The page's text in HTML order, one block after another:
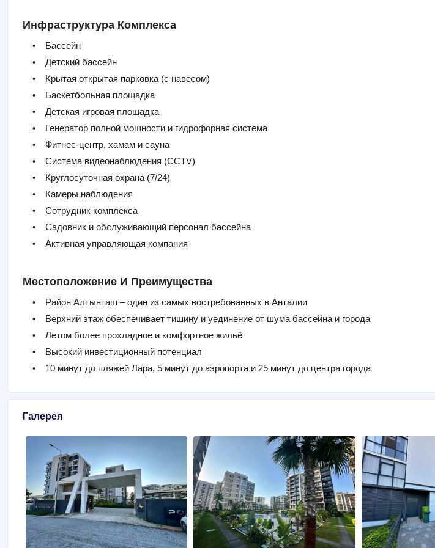
Инфраструктура Комплекса
• Бассейн
• Детский бассейн
• Крытая открытая парковка (с навесом)
• Баскетбольная площадка
• Детская игровая площадка
• Генератор полной мощности и гидрофорная система
• Фитнес-центр, хамам и сауна
• Система видеонаблюдения (CCTV)
• Круглосуточная охрана (7/24)
• Камеры наблюдения
• Сотрудник комплекса
• Садовник и обслуживающий персонал бассейна
• Активная управляющая компания
Местоположение И Преимущества
• Район Алтынташ – один из самых востребованных в Анталии
• Верхний этаж обеспечивает тишину и уединение от шума бассейна и города
• Летом более прохладное и комфортное жильё
• Высокий инвестиционный потенциал
• 10 минут до пляжей Лара, 5 минут до аэропорта и 25 минут до центра города
Галерея